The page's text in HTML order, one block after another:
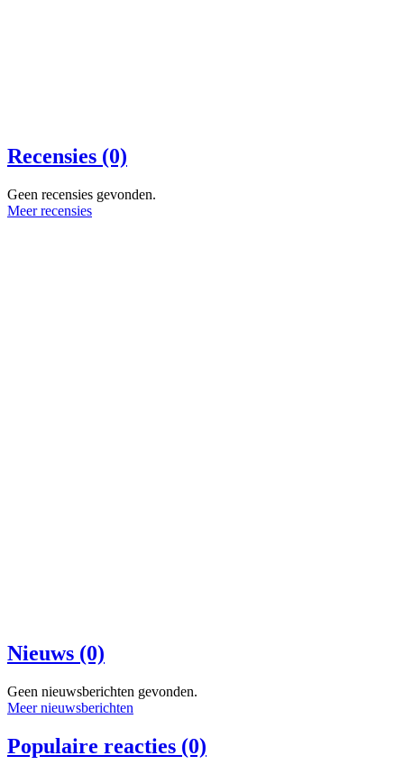
Recensies (0)
Geen recensies gevonden.
Meer recensies
Nieuws (0)
Geen nieuwsberichten gevonden.
Meer nieuwsberichten
Populaire reacties (0)